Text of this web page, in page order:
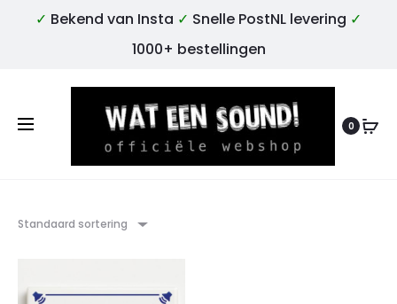
✓ Bekend van Insta ✓ Snelle PostNL levering ✓
1000+ bestellingen
0
Standaard sortering